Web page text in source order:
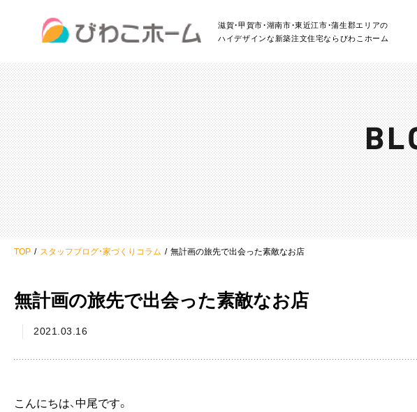
滋賀・甲賀市・湖南市・東近江市・蒲生郡エリアの
ハイデザインな新築注文住宅ならびわこホーム
TOP スタッフブログ・家づくりコラム 無計画の旅先で出会った素敵なお店
無計画の旅先で出会った素敵なお店
2021.03.16
こんにちは、中尾です。